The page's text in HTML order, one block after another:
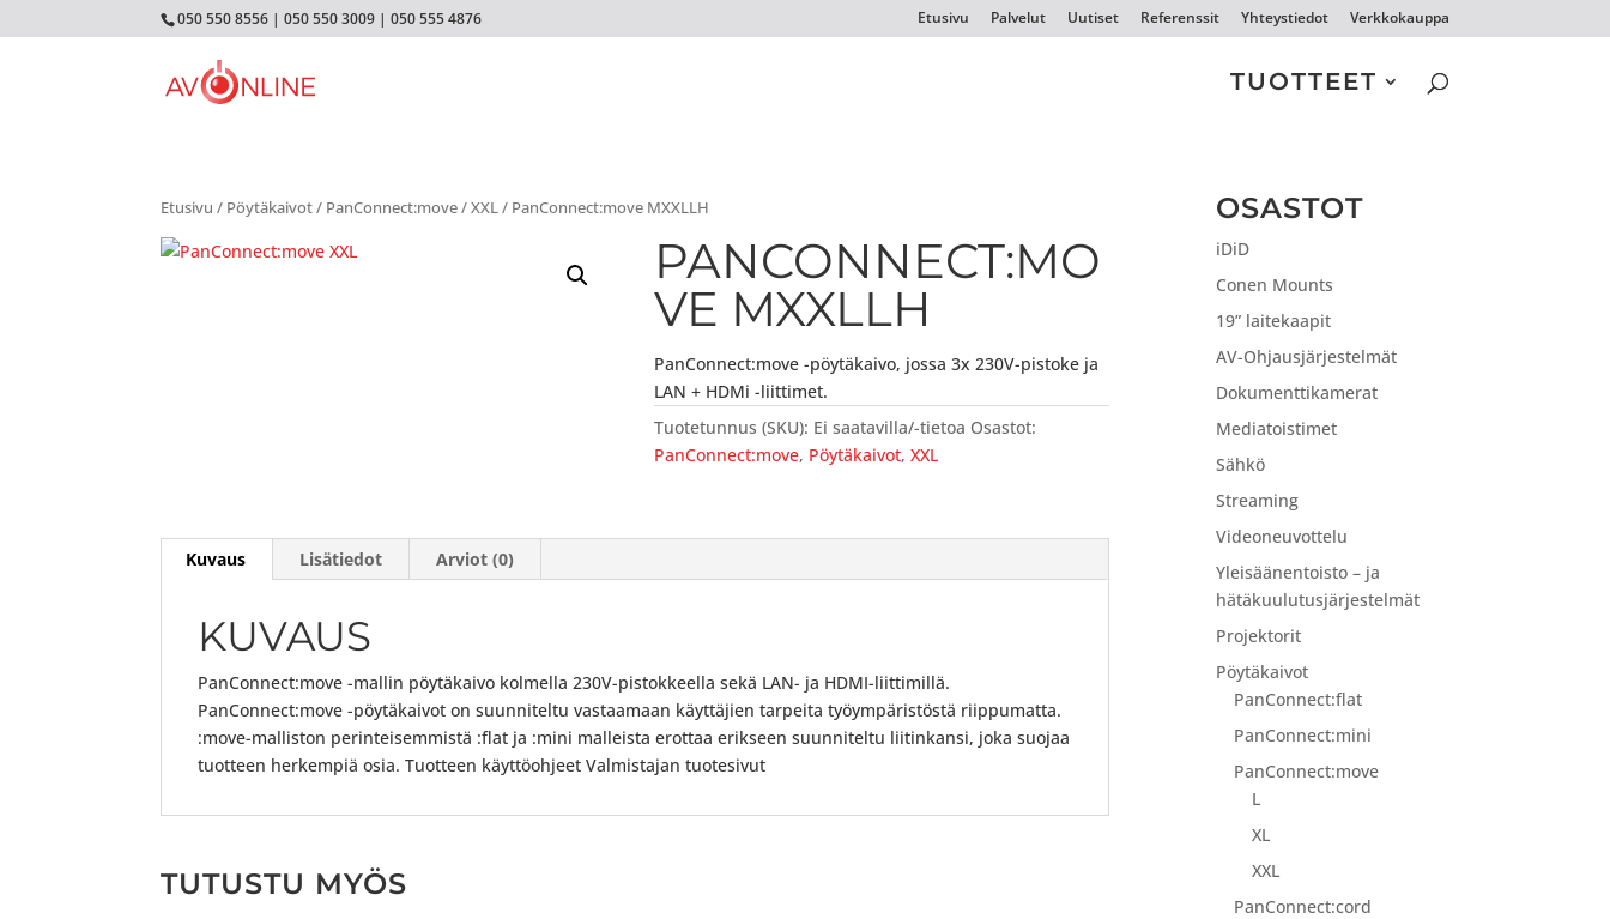
050 550 8556 |050 550 3009 |050 555 4876 Etusivu Palvelut Uutiset Referenssit Yhteystiedot Verkkokauppa
TUOTTEET
Etusivu / Pöytäkaivot/ PanConnect:move/XXL/ PanConnect:move MXXLLH
PANCONNECT:MO
VE MXXLLH
PanConnect:move -pöytäkaivo, jossa 3x 230V-pistoke ja
LAN + HDMi -liittimet.
Tuotetunnus (SKU): Ei saatavilla/-tietoa Osastot:
PanConnect:move, Pöytäkaivot,XXL
Kuvaus Lisätiedot Arviot (0)
KUVAUS
PanConnect:move -mallin pöytäkaivo kolmella 230V-pistokkeella sekä LAN- ja HDMI-liittimillä.
PanConnect:move -pöytäkaivot on suunniteltu vastaamaan käyttäjien tarpeita työympäristöstä riippumatta.
:move-malliston perinteisemmistä :flat ja :mini malleista erottaa erikseen suunniteltu liitinkansi, joka suojaa
tuotteen herkempiä osia. Tuotteen käyttöohjeet Valmistajan tuotesivut
TUTUSTU MYÖS
OSASTOT
iDiD
Conen Mounts
19” laitekaapit
AV-Ohjausjärjestelmät
Dokumenttikamerat
Mediatoistimet
Sähkö
Streaming
Videoneuvottelu
Yleisäänentoisto – ja
hätäkuulutusjärjestelmät
Projektorit
Pöytäkaivot
PanConnect:flat
PanConnect:mini
PanConnect:move
L
XL
XXL
PanConnect:cord